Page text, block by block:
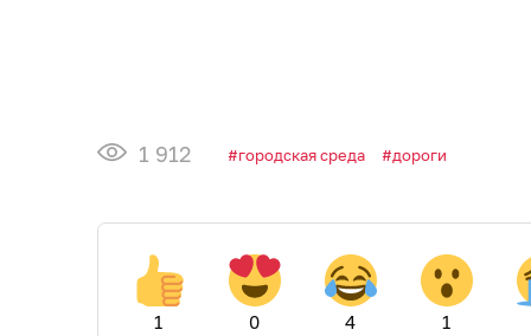
1 912 городская среда дороги
1 0 4 1